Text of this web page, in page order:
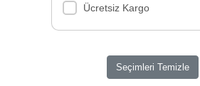
Sterilizasyon Makinesi
Tek Kullanımlık Ürünler
Yıkanabilir Maske
Ücretsiz Kargo
Seçimleri Temizle